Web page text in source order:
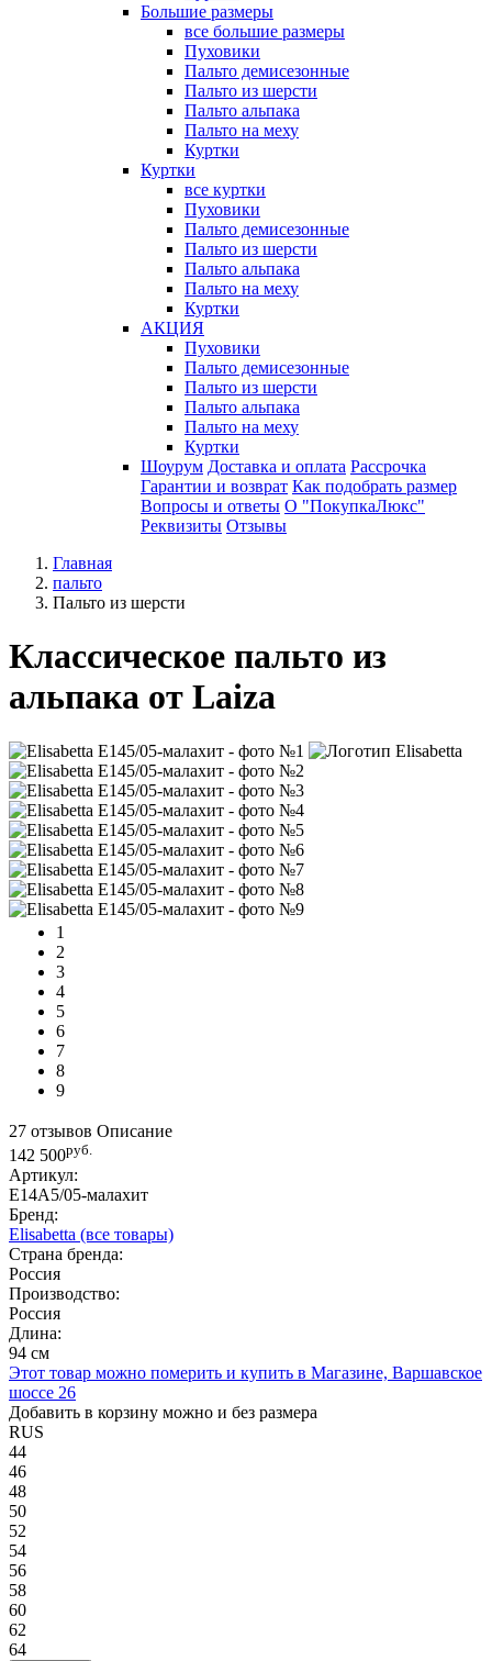
Большие размеры
все большие размеры
Пуховики
Пальто демисезонные
Пальто из шерсти
Пальто альпака
Пальто на меху
Куртки
Куртки
все куртки
Пуховики
Пальто демисезонные
Пальто из шерсти
Пальто альпака
Пальто на меху
Куртки
АКЦИЯ
Пуховики
Пальто демисезонные
Пальто из шерсти
Пальто альпака
Пальто на меху
Куртки
Шоурум Доставка и оплата Рассрочка
Гарантии и возврат Как подобрать размер
Вопросы и ответы О "ПокупкаЛюкс"
Реквизиты Отзывы
Главная
пальто
Пальто из шерсти
Классическое пальто из
альпака от Laiza
1
2
3
4
5
6
7
8
9
27 отзывов Описание
142 500руб.
Артикул:
E14A5/05-малахит
Бренд:
Elisabetta (все товары)
Страна бренда:
Россия
Производство:
Россия
Длина:
94 см
Этот товар можно померить и купить в Магазине, Варшавское
шоссе 26
Добавить в корзину можно и без размера
RUS
44
46
48
50
52
54
56
58
60
62
64